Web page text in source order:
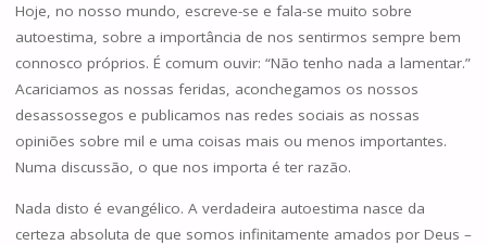
Hoje, no nosso mundo, escreve-se e fala-se muito sobre
autoestima, sobre a importância de nos sentirmos sempre bem
connosco próprios. É comum ouvir: “Não tenho nada a lamentar.”
Acariciamos as nossas feridas, aconchegamos os nossos
desassossegos e publicamos nas redes sociais as nossas
opiniões sobre mil e uma coisas mais ou menos importantes.
Numa discussão, o que nos importa é ter razão.
Nada disto é evangélico. A verdadeira autoestima nasce da
certeza absoluta de que somos infinitamente amados por Deus –